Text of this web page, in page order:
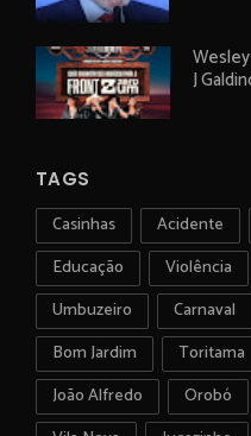
J
TAGS
Casinhas Acidente
Educação
Violência
Umbuzeiro
Carnaval
Bom Jardim
Toritama
João Alfredo
Orobó